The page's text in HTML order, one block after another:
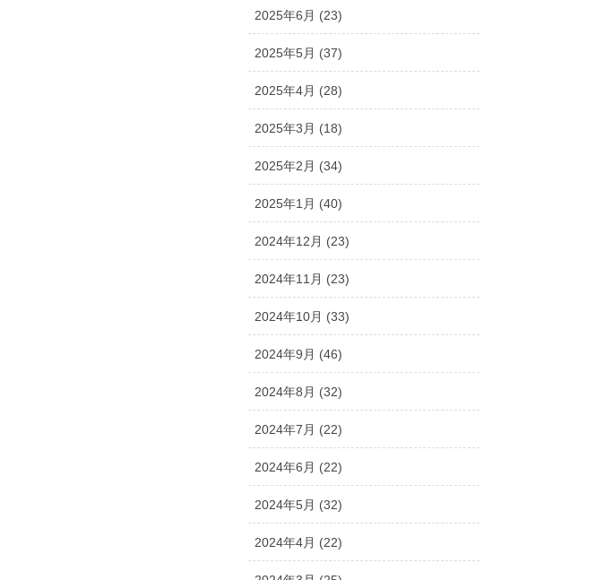
2025年6月 (23)
2025年5月 (37)
2025年4月 (28)
2025年3月 (18)
2025年2月 (34)
2025年1月 (40)
2024年12月 (23)
2024年11月 (23)
2024年10月 (33)
2024年9月 (46)
2024年8月 (32)
2024年7月 (22)
2024年6月 (22)
2024年5月 (32)
2024年4月 (22)